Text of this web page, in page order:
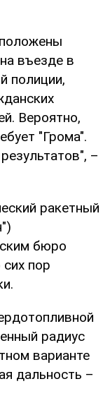
въезде в
полиции,
Вероятно,
"Грома".
–
ракетный
бюро
пор
радиус
варианте
дальность –